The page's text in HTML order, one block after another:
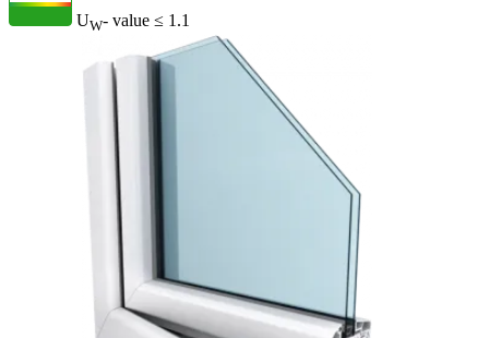
UW- value ≤ 1.1